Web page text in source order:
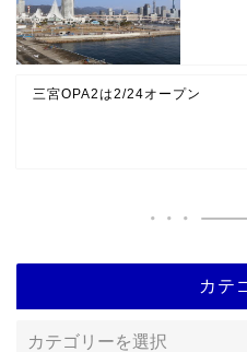
三宮OPA2は2/24オープン
カテ